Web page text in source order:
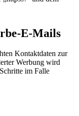
E-Mails
Kontaktdaten zur
Werbung wird
im Falle